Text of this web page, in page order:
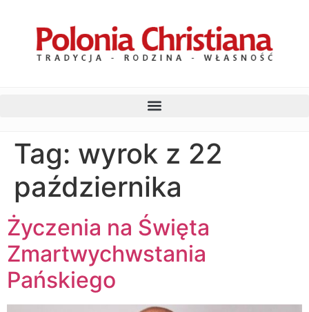
Tag: wyrok z 22
października
Życzenia na Święta
Zmartwychwstania
Pańskiego